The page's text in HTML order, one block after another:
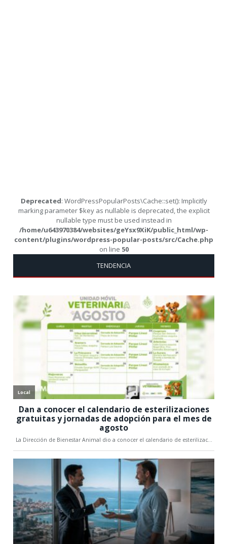
Deprecated: WordPressPopularPosts\Cache::set(): Implicitly
marking parameter $key as nullable is deprecated, the explicit
nullable type must be used instead in
/home/u643970384/websites/geYsx9XiK/public_html/wp-
content/plugins/wordpress-popular-posts/src/Cache.php
on line 50
TENDENCIA